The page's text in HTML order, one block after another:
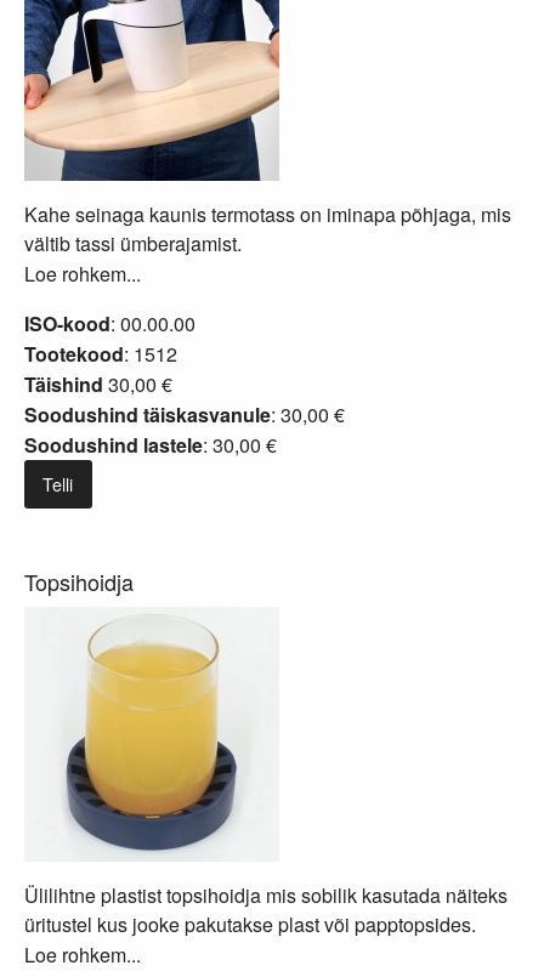
Kahe seinaga kaunis termotass on iminapa põhjaga, mis
vältib tassi ümberajamist.
Loe rohkem...
ISO-kood: 00.00.00
Tootekood: 1512
Täishind 30,00 €
Soodushind täiskasvanule: 30,00 €
Soodushind lastele: 30,00 €
Telli
Topsihoidja
Ülilihtne plastist topsihoidja mis sobilik kasutada näiteks
üritustel kus jooke pakutakse plast või papptopsides.
Loe rohkem...